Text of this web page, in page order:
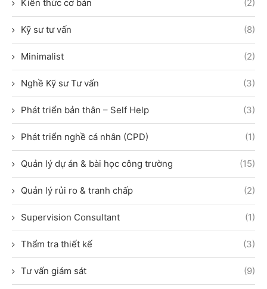
Kiến thức cơ bản (2)
Kỹ sư tư vấn (8)
Minimalist (2)
Nghề Kỹ sư Tư vấn (3)
Phát triển bản thân – Self Help (3)
Phát triển nghề cá nhân (CPD) (1)
Quản lý dự án & bài học công trường (15)
Quản lý rủi ro & tranh chấp (2)
Supervision Consultant (1)
Thẩm tra thiết kế (3)
Tư vấn giám sát (9)